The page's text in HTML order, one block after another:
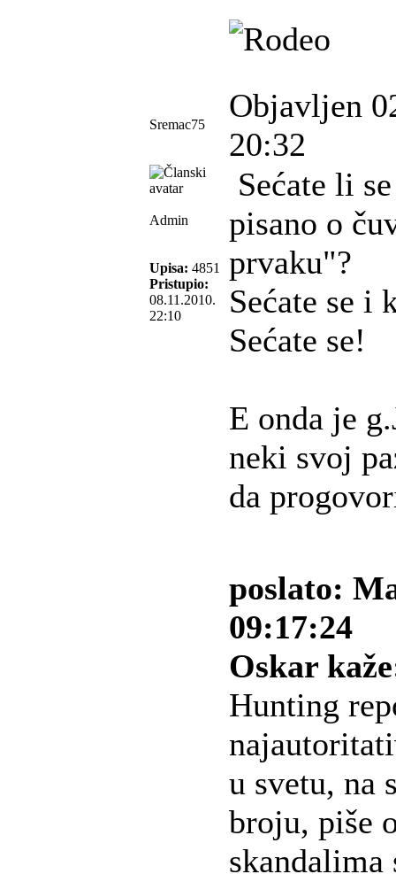
Sremac75
Objavljen
20:32
Admin
Upisa: 4851
Pristupio:
08.11.2010.
22:10
Sećate li
pisano o
prvaku"?
Sećate se i
Sećate se!
E onda je
neki svoj
da
poslato:
09:17:24
Oskar
Hunting
u svetu, na
broju, piše
skandalima